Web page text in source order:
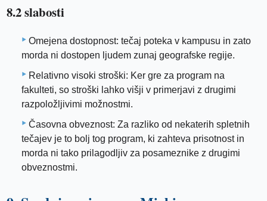
8.2 slabosti
Omejena dostopnost: tečaj poteka v kampusu in zato
morda ni dostopen ljudem zunaj geografske regije.
Relativno visoki stroški: Ker gre za program na
fakulteti, so stroški lahko višji v primerjavi z drugimi
razpoložljivimi možnostmi.
Časovna obveznost: Za razliko od nekaterih spletnih
tečajev je to bolj tog program, ki zahteva prisotnost in
morda ni tako prilagodljiv za posameznike z drugimi
obveznostmi.